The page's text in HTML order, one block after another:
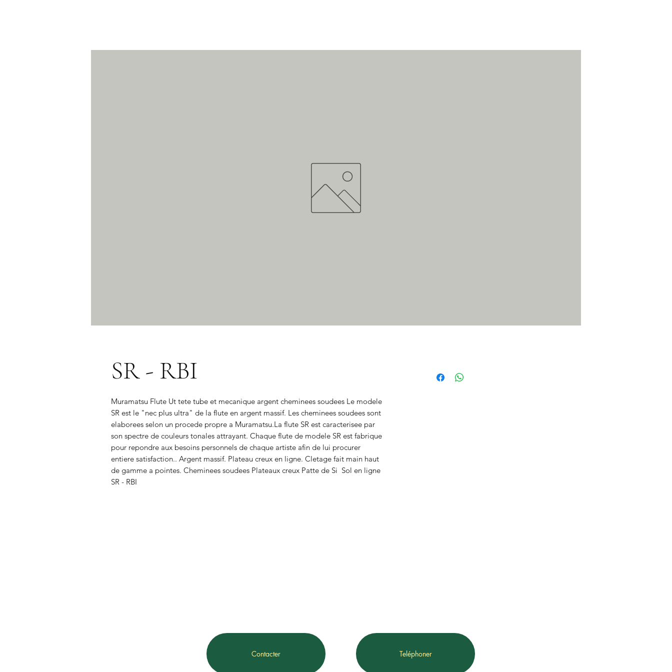
SR - RBI
Muramatsu Flute Ut tete tube et mecanique argent cheminees soudees Le modele
SR est le "nec plus ultra" de la flute en argent massif. Les cheminees soudees sont
elaborees selon un procede propre a Muramatsu.La flute SR est caracterisee par
son spectre de couleurs tonales attrayant. Chaque flute de modele SR est fabrique
pour repondre aux besoins personnels de chaque artiste afin de lui procurer
entiere satisfaction.. Argent massif. Plateau creux en ligne. Cletage fait main haut
de gamme a pointes. Cheminees soudees Plateaux creux Patte de Si  Sol en ligne
SR - RBI
Contacter Teléphoner